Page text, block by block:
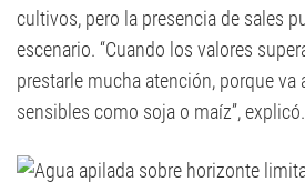
cultivos, pero la presencia de sales
escenario. “Cuando los valores
prestarle mucha atención, porque
sensibles como soja o maíz”, explicó.